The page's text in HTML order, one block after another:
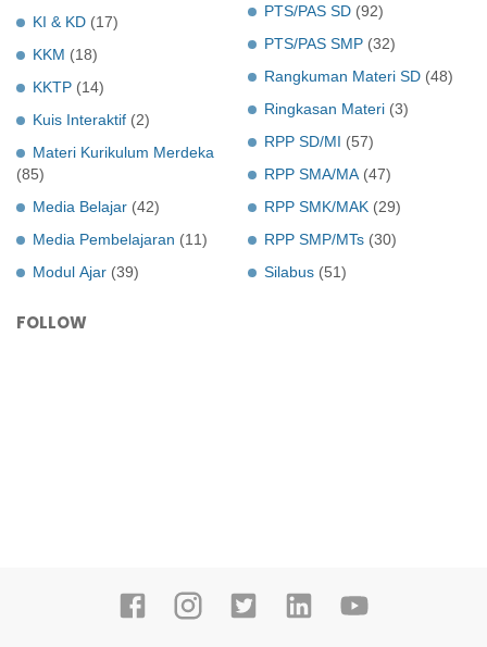
KI & KD (17)
KKM (18)
KKTP (14)
Kuis Interaktif (2)
Materi Kurikulum Merdeka
(85)
Media Belajar (42)
Media Pembelajaran (11)
Modul Ajar (39)
PTS/PAS SD (92)
PTS/PAS SMP (32)
Rangkuman Materi SD (48)
Ringkasan Materi (3)
RPP SD/MI (57)
RPP SMA/MA (47)
RPP SMK/MAK (29)
RPP SMP/MTs (30)
Silabus (51)
FOLLOW